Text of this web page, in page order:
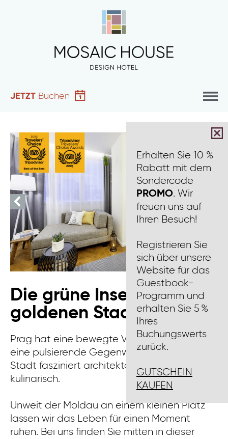
JETZT Buchen
Erhalten Sie 10 %
Rabatt mit dem
Sondercode
PROMO. Wir
freuen uns auf
Ihren Besuch!
Registrieren Sie
sich über unsere
Website für das
Guestbook-
Programm und
erhalten Sie 5 %
Ihres
Buchungswerts
zurück.
GUTSCHEIN
KAUFEN
Die grüne Insel in der
goldenen Stadt
Prag hat eine bewegte Vergangenheit und
eine pulsierende Gegenwart. Die goldene
Stadt fasziniert architektonisch, kulturell und
kulinarisch.
Unweit der Moldau an einem kleinen Platz
lassen wir das Leben für einen Moment
ruhen. Bei uns finden Sie mitten in dieser